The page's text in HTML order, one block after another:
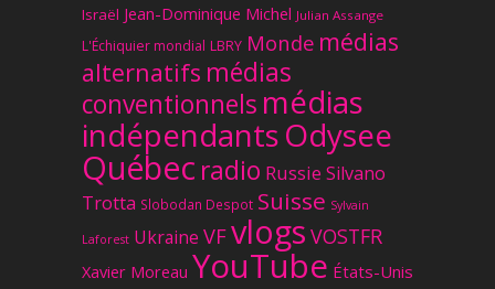
Israël Jean-Dominique Michel Julian Assange
L'Échiquier mondial LBRY Monde médias
alternatifs médias
conventionnels médias
indépendantsOdysee
Québec radio Russie Silvano
Trotta Slobodan Despot Suisse Sylvain
Laforest Ukraine VFvlogs VOSTFR
Xavier Moreau YouTube États-Unis